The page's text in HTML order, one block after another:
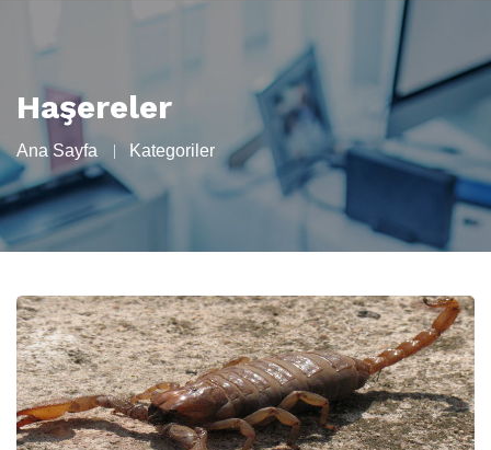
Haşereler
Ana Sayfa Kategoriler
0.312.427 2090